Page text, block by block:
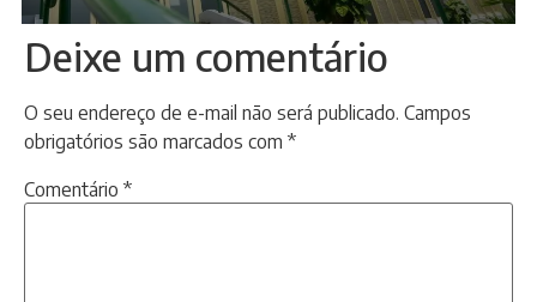
Deixe um comentário
O seu endereço de e-mail não será publicado. Campos
obrigatórios são marcados com *
Comentário *